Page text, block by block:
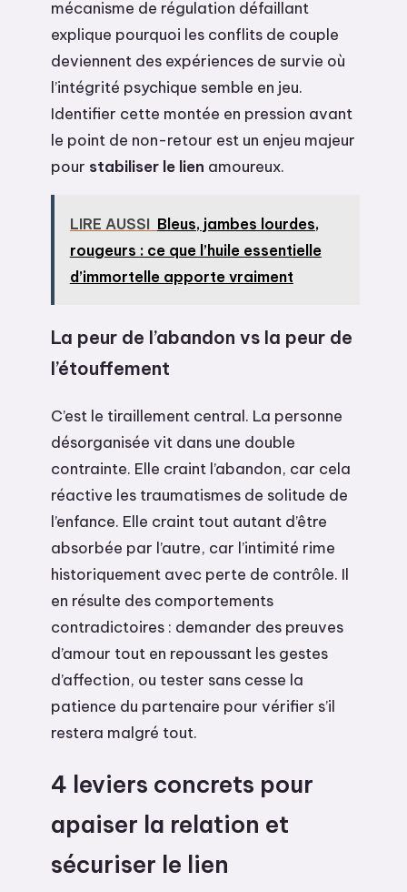
mécanisme de régulation défaillant
explique pourquoi les conflits de couple
deviennent des expériences de survie où
l’intégrité psychique semble en jeu.
Identifier cette montée en pression avant
le point de non-retour est un enjeu majeur
pour stabiliser le lien amoureux.
LIRE AUSSI Bleus, jambes lourdes,
rougeurs : ce que l’huile essentielle
d’immortelle apporte vraiment
La peur de l’abandon vs la peur de
l’étouffement
C’est le tiraillement central. La personne
désorganisée vit dans une double
contrainte. Elle craint l’abandon, car cela
réactive les traumatismes de solitude de
l’enfance. Elle craint tout autant d’être
absorbée par l’autre, car l’intimité rime
historiquement avec perte de contrôle. Il
en résulte des comportements
contradictoires : demander des preuves
d’amour tout en repoussant les gestes
d’affection, ou tester sans cesse la
patience du partenaire pour vérifier s’il
restera malgré tout.
4 leviers concrets pour
apaiser la relation et
sécuriser le lien